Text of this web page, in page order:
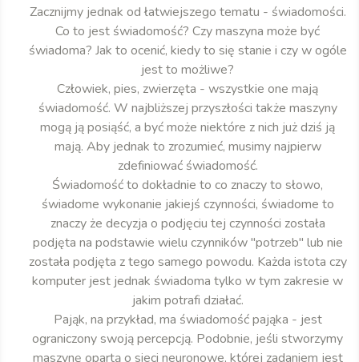
Zacznijmy jednak od łatwiejszego tematu - świadomości.
Co to jest świadomość? Czy maszyna może być
świadoma? Jak to ocenić, kiedy to się stanie i czy w ogóle
jest to możliwe?
Człowiek, pies, zwierzęta - wszystkie one mają
świadomość. W najbliższej przyszłości także maszyny
mogą ją posiąść, a być może niektóre z nich już dziś ją
mają. Aby jednak to zrozumieć, musimy najpierw
zdefiniować świadomość.
Świadomość to dokładnie to co znaczy to słowo,
świadome wykonanie jakiejś czynności, świadome to
znaczy że decyzja o podjęciu tej czynności została
podjęta na podstawie wielu czynników "potrzeb" lub nie
została podjęta z tego samego powodu. Każda istota czy
komputer jest jednak świadoma tylko w tym zakresie w
jakim potrafi działać.
Pająk, na przykład, ma świadomość pająka - jest
ograniczony swoją percepcją. Podobnie, jeśli stworzymy
maszynę opartą o sieci neuronowe, której zadaniem jest